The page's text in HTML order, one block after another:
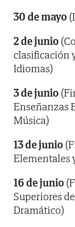
30 de mayo
2 de junio
clasificación
Idiomas)
3 de junio
Enseñanzas
Música)
13 de junio
Elementales
16 de junio
Superiores
Dramático)